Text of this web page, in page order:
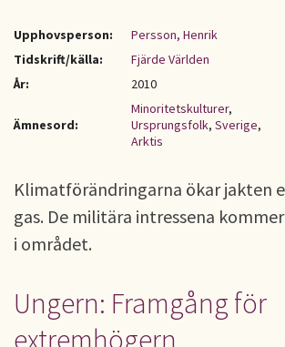
Upphovsperson:
Persson, Henrik
Tidskrift/källa:
Fjärde Världen
År:
2010
Ämnesord:
Minoritetskulturer,
Ursprungsfolk, Sverige,
Arktis
Klimatförändringarna ökar jakten
gas. De militära intressena
i området.
Ungern: Framgång för
extremhögern